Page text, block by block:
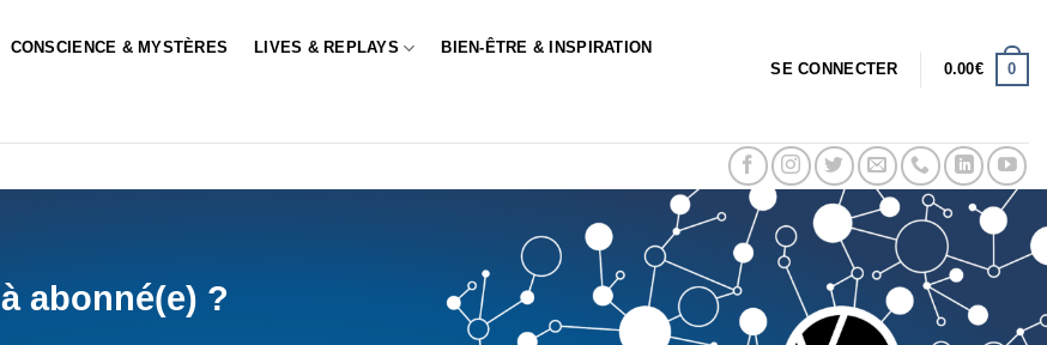
CONSCIENCE & MYSTÈRES LIVES & REPLAYS BIEN-ÊTRE & INSPIRATION
SE CONNECTER 0.00€ 0
abonné(e) ?